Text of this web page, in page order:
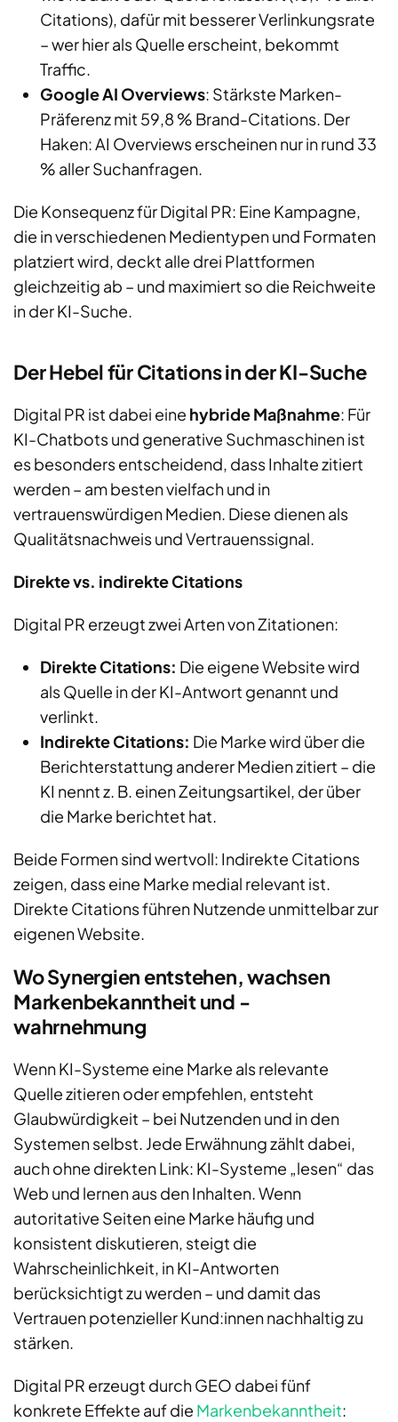
Citations), dafür mit besserer Verlinkungsrate
– wer hier als Quelle erscheint, bekommt
Traffic.
Google AI Overviews: Stärkste Marken-
Präferenz mit 59,8 % Brand-Citations. Der
Haken: AI Overviews erscheinen nur in rund 33
% aller Suchanfragen.
Die Konsequenz für Digital PR: Eine Kampagne,
die in verschiedenen Medientypen und Formaten
platziert wird, deckt alle drei Plattformen
gleichzeitig ab – und maximiert so die Reichweite
in der KI-Suche.
Der Hebel für Citations in der KI-Suche
Digital PR ist dabei eine hybride Maßnahme: Für
KI-Chatbots und generative Suchmaschinen ist
es besonders entscheidend, dass Inhalte zitiert
werden – am besten vielfach und in
vertrauenswürdigen Medien. Diese dienen als
Qualitätsnachweis und Vertrauenssignal.
Direkte vs. indirekte Citations
Digital PR erzeugt zwei Arten von Zitationen:
Direkte Citations: Die eigene Website wird
als Quelle in der KI-Antwort genannt und
verlinkt.
Indirekte Citations: Die Marke wird über die
Berichterstattung anderer Medien zitiert – die
KI nennt z. B. einen Zeitungsartikel, der über
die Marke berichtet hat.
Beide Formen sind wertvoll: Indirekte Citations
zeigen, dass eine Marke medial relevant ist.
Direkte Citations führen Nutzende unmittelbar zur
eigenen Website.
Wo Synergien entstehen, wachsen
Markenbekanntheit und -
wahrnehmung
Wenn KI-Systeme eine Marke als relevante
Quelle zitieren oder empfehlen, entsteht
Glaubwürdigkeit – bei Nutzenden und in den
Systemen selbst. Jede Erwähnung zählt dabei,
auch ohne direkten Link: KI-Systeme „lesen“ das
Web und lernen aus den Inhalten. Wenn
autoritative Seiten eine Marke häufig und
konsistent diskutieren, steigt die
Wahrscheinlichkeit, in KI-Antworten
berücksichtigt zu werden – und damit das
Vertrauen potenzieller Kund:innen nachhaltig zu
stärken.
Digital PR erzeugt durch GEO dabei fünf
konkrete Effekte auf die Markenbekanntheit: